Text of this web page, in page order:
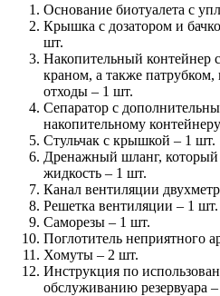
Основание биотуалета с
Крышка с дозатором и
шт.
Накопительный
краном, а также
отходы – 1 шт.
Сепаратор с
накопительному
Стульчак с крышкой – 1 шт.
Дренажный шланг,
жидкость – 1 шт.
Канал вентиляции
Решетка вентиляции – 1 шт.
Саморезы – 1 шт.
Поглотитель неприятного
Хомуты – 2 шт.
Инструкция по
обслуживанию резервуара